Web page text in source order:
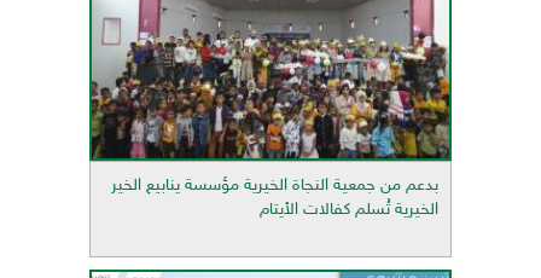
بدعم من جمعية النجاة الخيرية مؤسسة ينابيع الخير
الخيرية تُسلم كفالات الأيتام